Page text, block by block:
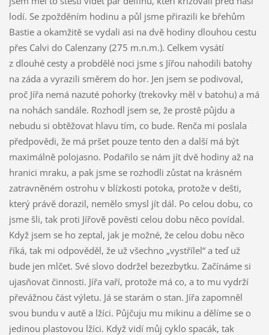
lodí. Se zpožděním hodinu a půl jsme přirazili ke břehům
Bastie a okamžitě se vydali asi na dvě hodiny dlouhou cestu
přes Calvi do Calenzany (275 m.n.m.). Celkem vysátí
z dlouhé cesty a probdělé noci jsme s Jířou nahodili batohy
na záda a vyrazili směrem do hor. Jen jsem se podivoval,
proč Jířa nemá nazuté pohorky (trekovky měl v batohu) a má
na nohách sandále. Rozhodl jsem se, že prostě půjdu a
nebudu si obtěžovat hlavu tím, co bude. Renča mi poslala
předpovědi, že má pršet pouze tento den a další má být
maximálně polojasno. Podařilo se nám jít dvě hodiny až na
hranici mraku, a pak jsme se rozhodli zůstat na krásném
zatravněném ostrohu v blízkosti potoka, protože v dešti,
který právě dorazil, nemělo smysl jít dál. Po celou dobu, co
jsme šli, tak proti Jířově pověsti celou dobu něco povídal.
Když jsem se ho zeptal, jak je možné, že celou dobu něco
říká, tak mi odpověděl, že už všechno „vystřílel“ a teď už
bude jen mlčet. Své slovo dodržel bezezbytku. Začínáme si
ujasňovat činnosti. Jířa vaří, protože má co, a to mu vydrží
převážnou část výletu. Já se starám o stan. Jířa zapomněl
svou bundu v autě a lžíci. Půjčuju mu mikinu a dělíme se o
jedinou plastovou lžíci. Když vidí můj cyklo spacák, tak